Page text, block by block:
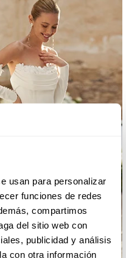
usan para personalizar
funciones de redes
compartimos
del sitio web con
publicidad y análisis
con otra información